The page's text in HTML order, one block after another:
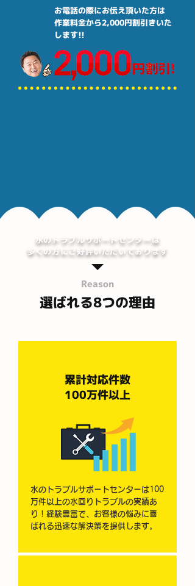
お電話の際にお伝え頂いた方は
作業料金から2,000円割引きいた
します!!
水のトラブルサポートセンターは
多くの方にご好評いただいております
Reason
選ばれる8つの理由
​累計対応件数
100万件以上
水のトラブルサポートセンターは100
万件以上の水回りトラブルの実績あ
り！経験豊富で、お客様の悩みに喜
ばれる迅速な解決策を提供します。